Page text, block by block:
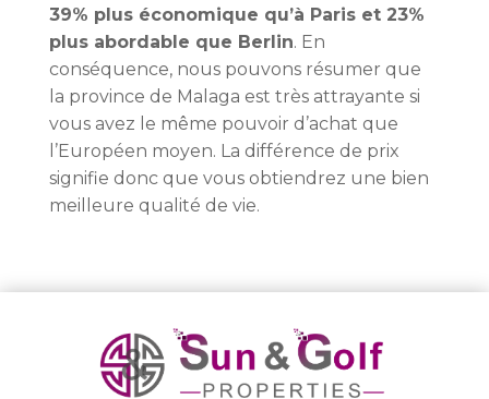
39% plus économique qu’à Paris et 23%
plus abordable que Berlin. En
conséquence, nous pouvons résumer que
la province de Malaga est très attrayante si
vous avez le même pouvoir d’achat que
l’Européen moyen. La différence de prix
signifie donc que vous obtiendrez une bien
meilleure qualité de vie.